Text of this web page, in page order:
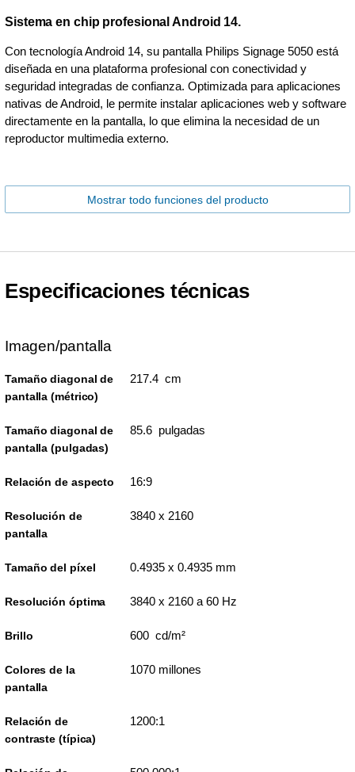
Sistema en chip profesional Android 14.
Con tecnología Android 14, su pantalla Philips Signage 5050 está
diseñada en una plataforma profesional con conectividad y
seguridad integradas de confianza. Optimizada para aplicaciones
nativas de Android, le permite instalar aplicaciones web y software
directamente en la pantalla, lo que elimina la necesidad de un
reproductor multimedia externo.
Mostrar todo funciones del producto
Especificaciones técnicas
Imagen/pantalla
Tamaño diagonal de
pantalla (métrico)
217.4 cm
Tamaño diagonal de
pantalla (pulgadas)
85.6 pulgadas
Relación de aspecto 16:9
Resolución de
pantalla
3840 x 2160
Tamaño del píxel 0.4935 x 0.4935 mm
Resolución óptima 3840 x 2160 a 60 Hz
Brillo 600 cd/m²
Colores de la
pantalla
1070 millones
Relación de
contraste (típica)
1200:1